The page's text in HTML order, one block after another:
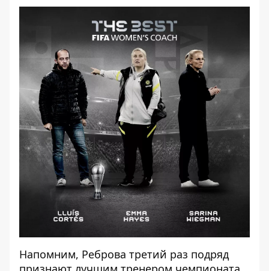
Напомним, Реброва третий раз подряд